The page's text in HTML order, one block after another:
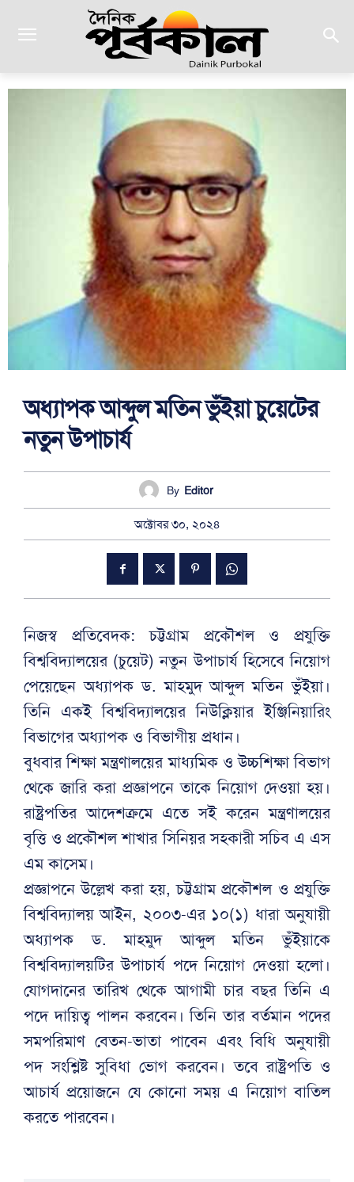
অধ্যাপক আব্দুল মতিন ভুঁইয়া চুয়েটের
নতুন উপাচার্য
By Editor
অক্টোবর ৩০, ২০২৪
নিজস্ব প্রতিবেদক: চট্টগ্রাম প্রকৌশল ও প্রযুক্তি
বিশ্ববিদ্যালয়ের (চুয়েট) নতুন উপাচার্য হিসেবে নিয়োগ
পেয়েছেন অধ্যাপক ড. মাহমুদ আব্দুল মতিন ভুঁইয়া।
তিনি একই বিশ্ববিদ্যালয়ের নিউক্লিয়ার ইঞ্জিনিয়ারিং
বিভাগের অধ্যাপক ও বিভাগীয় প্রধান।
বুধবার শিক্ষা মন্ত্রণালয়ের মাধ্যমিক ও উচ্চশিক্ষা বিভাগ
থেকে জারি করা প্রজ্ঞাপনে তাকে নিয়োগ দেওয়া হয়।
রাষ্ট্রপতির আদেশক্রমে এতে সই করেন মন্ত্রণালয়ের
বৃত্তি ও প্রকৌশল শাখার সিনিয়র সহকারী সচিব এ এস
এম কাসেম।
প্রজ্ঞাপনে উল্লেখ করা হয়, চট্টগ্রাম প্রকৌশল ও প্রযুক্তি
বিশ্ববিদ্যালয় আইন, ২০০৩-এর ১০(১) ধারা অনুযায়ী
অধ্যাপক ড. মাহমুদ আব্দুল মতিন ভুঁইয়াকে
বিশ্ববিদ্যালয়টির উপাচার্য পদে নিয়োগ দেওয়া হলো।
যোগদানের তারিখ থেকে আগামী চার বছর তিনি এ
পদে দায়িত্ব পালন করবেন। তিনি তার বর্তমান পদের
সমপরিমাণ বেতন-ভাতা পাবেন এবং বিধি অনুযায়ী
পদ সংশ্লিষ্ট সুবিধা ভোগ করবেন। তবে রাষ্ট্রপতি ও
আচার্য প্রয়োজনে যে কোনো সময় এ নিয়োগ বাতিল
করতে পারবেন।